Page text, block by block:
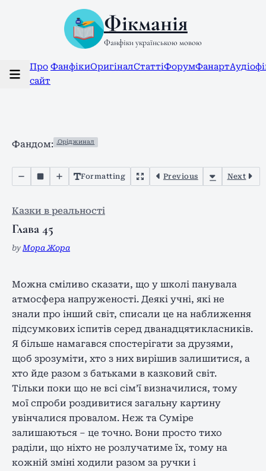
Фікманія
Фанфіки українською мовою
Про
сайт
ФанфікиОригіналСтаттіФорумФанарт
Фандом: .Оріджинал
Formatting Previous Next
Казки в реальності
Глава 45
by Мора Жора
Можна сміливо сказати, що у школі панувала
атмосфера напруженості. Деякі учні, які не
знали про інший світ, списали це на наближення
підсумкових іспитів серед дванадцятикласників.
Я більше намагався спостерігати за друзями,
щоб зрозуміти, хто з них вирішив залишитися, а
хто йде разом з батьками в казковий світ.
Тільки поки що не всі сім’ї визначилися, тому
мої спроби роздивитися загальну картину
увінчалися провалом. Нєж та Суміре
залишаються – це точно. Вони просто тихо
раділи, що ніхто не розлучатиме їх, тому на
кожній зміні ходили разом за ручки і